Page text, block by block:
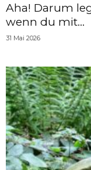
Aha! Darum
wenn du mit...
31 Mai 2026